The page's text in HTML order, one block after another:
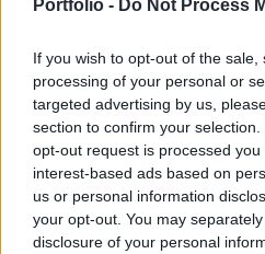
Portfolio - Do Not Process
If you wish to opt-out of the
processing of your personal or
targeted advertising by us,
section to confirm your
opt-out request is processed
interest-based ads based on
us or personal information
your opt-out. You may
disclosure of your personal
na most jön a kapkodás 🤣
NEW OPUS GLOBAL
2021. 10.
nem érdemes örömet okozni neki,
szerintem szanatóriumból írogat
NEW OPUS GLOBAL
2021. 10.